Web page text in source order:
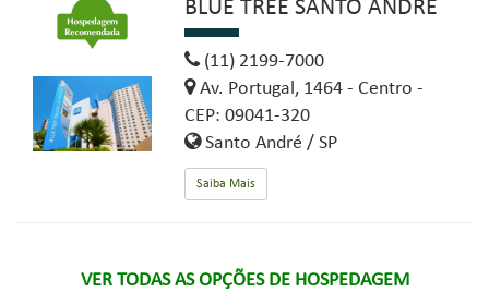
BLUE TREE SANTO ANDRÉ
(11) 2199-7000
Av. Portugal, 1464 - Centro -
CEP: 09041-320
Santo André / SP
Saiba Mais
VER TODAS AS OPÇÕES DE HOSPEDAGEM